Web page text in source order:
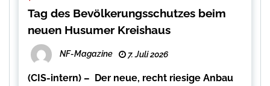
Tag des Bevölkerungsschutzes beim
neuen Husumer Kreishaus
NF-Magazine 7. Juli 2026
(CIS-intern) – Der neue, recht riesige Anbau